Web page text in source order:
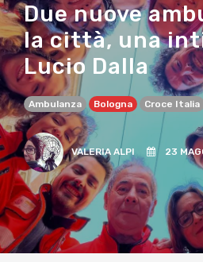
Due nuove
la città, una
Lucio Dalla
Ambulanza Bologna Croce Italia
VALERIA ALPI 23